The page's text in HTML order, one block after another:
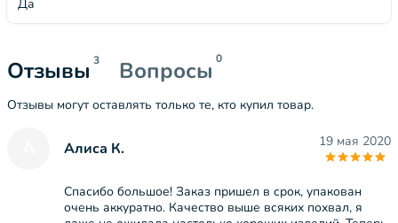
Да
Отзывы 3 Вопросы 0
Отзывы могут оставлять только те, кто купил товар.
Алиса К. 19 мая 2020
Спасибо большое! Заказ пришел в срок, упакован
очень аккуратно. Качество выше всяких похвал, я